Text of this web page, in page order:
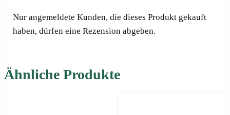
Nur angemeldete Kunden, die dieses Produkt gekauft
haben, dürfen eine Rezension abgeben.
Ähnliche Produkte